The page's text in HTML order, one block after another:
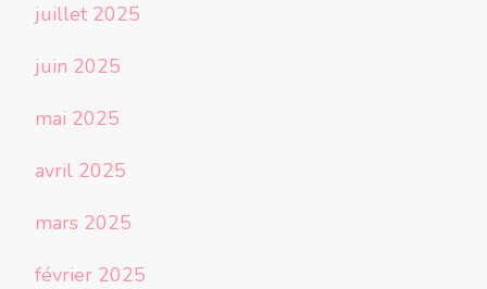
juillet 2025
juin 2025
mai 2025
avril 2025
mars 2025
février 2025